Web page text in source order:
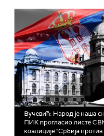
Вучевић: Народ је наша
ПИК прогласио листе
коалиције "Србија